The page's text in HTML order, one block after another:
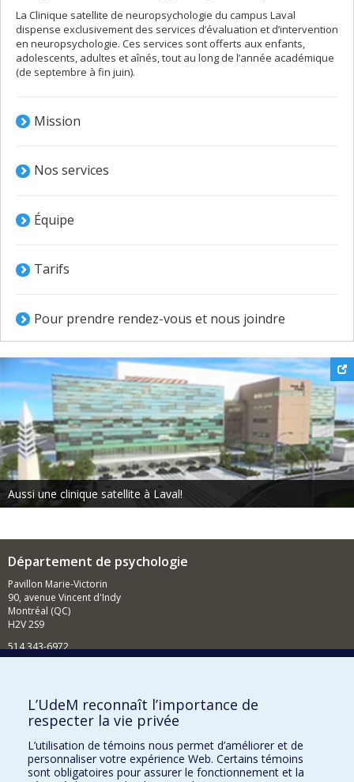
La Clinique satellite de neuropsychologie du campus Laval
dispense exclusivement des services d’évaluation et d’intervention
en neuropsychologie. Ces services sont offerts aux enfants,
adolescents, adultes et aînés, tout au long de l’année académique
(de septembre à fin juin).
Mission
Nos services
Équipe
Tarifs
Pour prendre rendez-vous et nous joindre
Aussi une clinique satellite à Laval!
Département de psychologie
Pavillon Marie-Victorin
90, avenue Vincent d'Indy
Montréal (QC)
H2V 2S9
514 343-6972
Comment soutenir le Département?
BESOIN D'AIDE?
Plan du site
Signaler une erreur
L’UdeM reconnaît l’importance de
respecter la vie privée
L’utilisation de témoins nous permet d’améliorer et de
personnaliser votre expérience Web. Certains témoins
sont obligatoires pour assurer le fonctionnement et la